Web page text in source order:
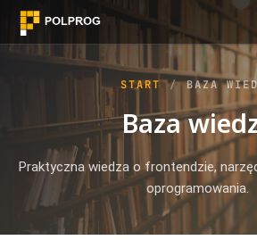
Baza
Praktyczna wiedza o frontendzie,
oprogramowania.
START BAZA